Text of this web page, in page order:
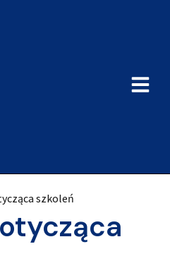
szkoleń